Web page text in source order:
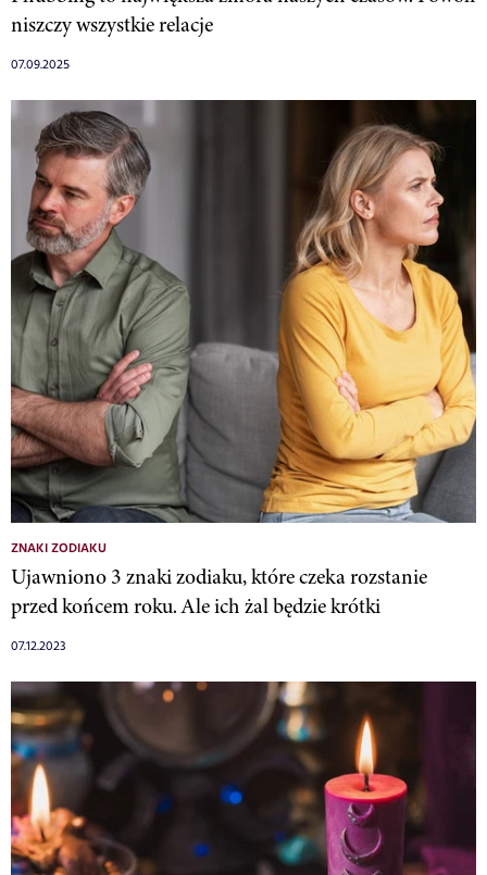
niszczy wszystkie relacje
07.09.2025
ZNAKI ZODIAKU
Ujawniono 3 znaki zodiaku, które czeka rozstanie
przed końcem roku. Ale ich żal będzie krótki
07.12.2023